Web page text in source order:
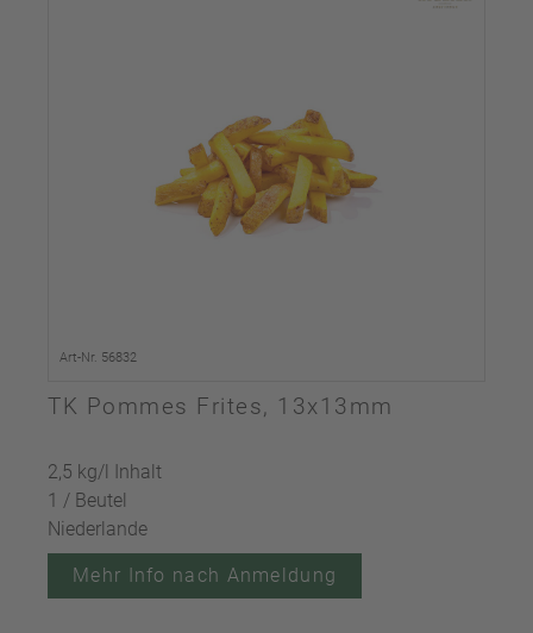
Art-Nr. 56832
TK Pommes Frites, 13x13mm
2,5 kg/l Inhalt
1 / Beutel
Niederlande
Mehr Info nach Anmeldung